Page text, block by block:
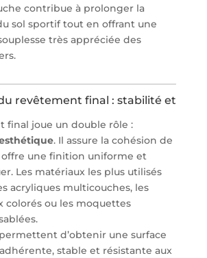
contribue à prolonger la
sol sportif tout en offrant une
très appréciée des
revêtement final : stabilité et
final joue un double rôle :
. Il assure la cohésion de
offre une finition uniforme et
Les matériaux les plus utilisés
acryliques multicouches, les
colorés ou les moquettes
d’obtenir une surface
stable et résistante aux